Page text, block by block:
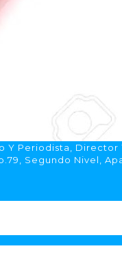
Y Periodista,
Segundo Nivel,